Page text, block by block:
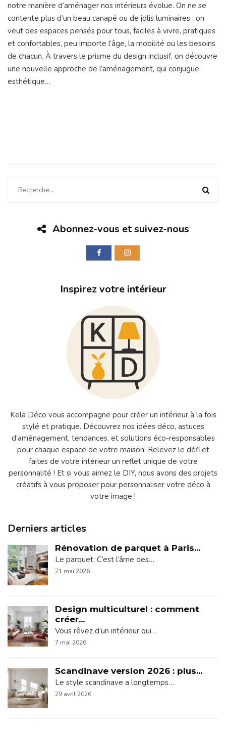
notre manière d’aménager nos intérieurs évolue. On ne se
contente plus d’un beau canapé ou de jolis luminaires : on
veut des espaces pensés pour tous, faciles à vivre, pratiques
et confortables, peu importe l’âge, la mobilité ou les besoins
de chacun. À travers le prisme du design inclusif, on découvre
une nouvelle approche de l’aménagement, qui conjugue
esthétique…
Abonnez-vous et suivez-nous
Inspirez votre intérieur
Kela Déco vous accompagne pour créer un intérieur à la fois
stylé et pratique. Découvrez nos idées déco, astuces
d’aménagement, tendances, et solutions éco-responsables
pour chaque espace de votre maison. Relevez le défi et
faites de votre intérieur un reflet unique de votre
personnalité ! Et si vous aimez le DIY, nous avons des projets
créatifs à vous proposer pour personnaliser votre déco à
votre image !
Derniers articles
Rénovation de parquet à Paris...
Le parquet. C’est l’âme des…
21 mai 2026
Design multiculturel : comment
créer...
Vous rêvez d’un intérieur qui…
7 mai 2026
Scandinave version 2026 : plus...
Le style scandinave a longtemps…
29 avril 2026